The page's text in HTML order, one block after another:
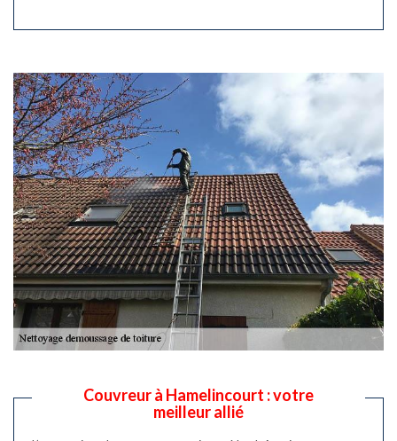
Couvreur à Hamelincourt : votre
meilleur allié